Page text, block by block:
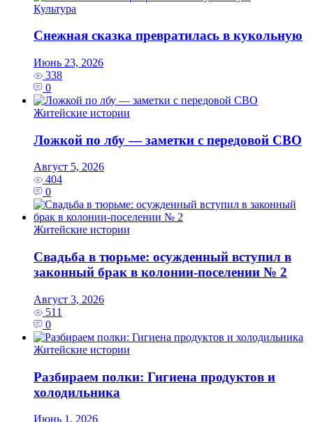
Культура
Снежная сказка превратилась в кукольную
Июнь 23, 2026
338
0
Житейские истории
Ложкой по лбу — заметки с передовой СВО
Август 5, 2026
404
0
Житейские истории
Свадьба в тюрьме: осужденный вступил в
законный брак в колонии-поселении № 2
Август 3, 2026
511
0
Житейские истории
Разбираем полки: Гигиена продуктов и
холодильника
Июнь 1, 2026